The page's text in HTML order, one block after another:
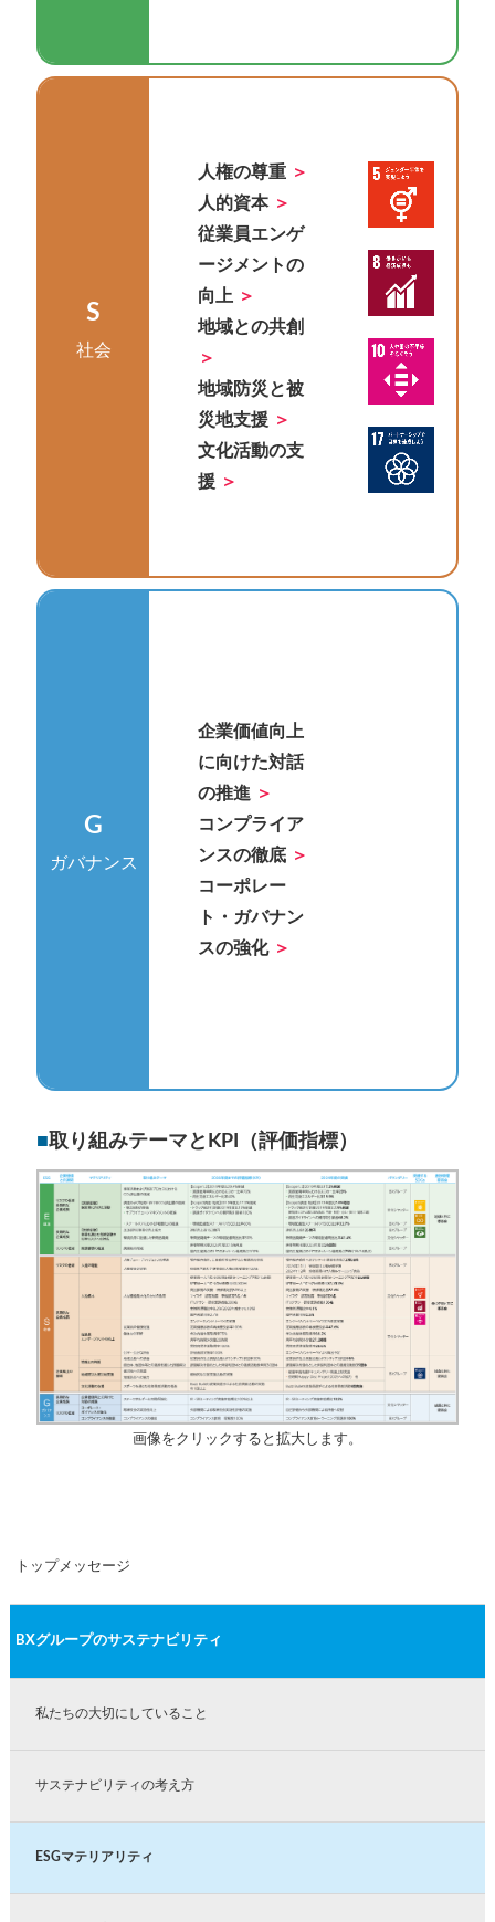
S
社会
人権の尊重
人的資本
従業員エンゲ
ージメントの
向上
地域との共創
地域防災と被
災地支援
文化活動の支
援
G
ガバナンス
企業価値向上
に向けた対話
の推進
コンプライア
ンスの徹底
コーポレー
ト・ガバナン
スの強化
■取り組みテーマとKPI（評価指標）
画像をクリックすると拡大します。
トップメッセージ
BXグループのサステナビリティ
私たちの大切にしていること
サステナビリティの考え方
ESGマテリアリティ